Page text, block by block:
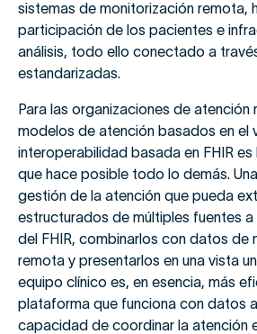
sistemas de monitorización remota,
participación de los pacientes e
análisis, todo ello conectado a
estandarizadas.
Para las organizaciones de atención
modelos de atención basados en el
interoperabilidad basada en FHIR
que hace posible todo lo demás.
gestión de la atención que pueda
estructurados de múltiples fuentes a
del FHIR, combinarlos con datos de
remota y presentarlos en una vista
equipo clínico es, en esencia, más
plataforma que funciona con datos
capacidad de coordinar la atención